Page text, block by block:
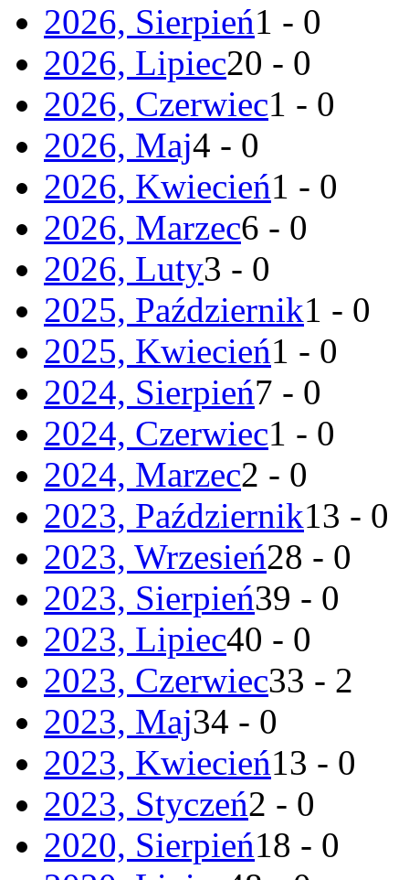
2026, Sierpień1 - 0
2026, Lipiec20 - 0
2026, Czerwiec1 - 0
2026, Maj4 - 0
2026, Kwiecień1 - 0
2026, Marzec6 - 0
2026, Luty3 - 0
2025, Październik1 - 0
2025, Kwiecień1 - 0
2024, Sierpień7 - 0
2024, Czerwiec1 - 0
2024, Marzec2 - 0
2023, Październik13 - 0
2023, Wrzesień28 - 0
2023, Sierpień39 - 0
2023, Lipiec40 - 0
2023, Czerwiec33 - 2
2023, Maj34 - 0
2023, Kwiecień13 - 0
2023, Styczeń2 - 0
2020, Sierpień18 - 0